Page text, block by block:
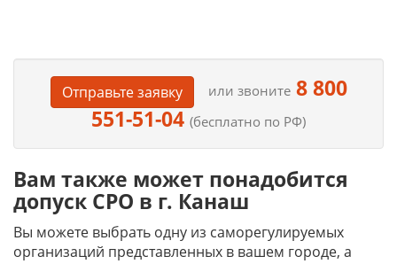
Отправьте заявку или звоните8 800
551-51-04 (бесплатно по РФ)
Вам также может понадобится
допуск СРО в г. Канаш
Вы можете выбрать одну из саморегулируемых
организаций представленных в вашем городе, а